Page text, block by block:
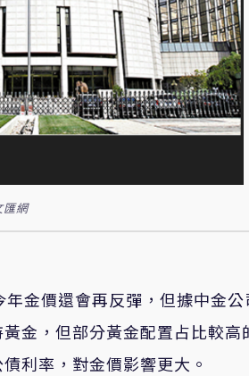
匯網
金價還會再反彈，但據中金公
金，但部分黃金配置占比較高
利率，對金價影響更大。